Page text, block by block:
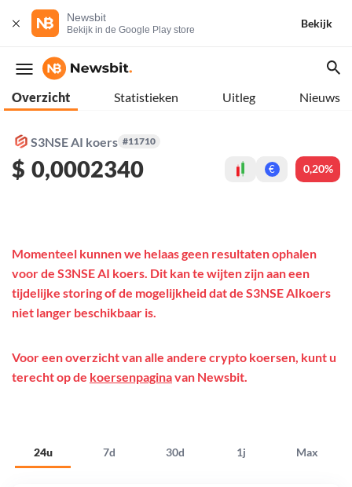
Newsbit
Bekijk in de Google Play store
Bekijk
Overzicht Statistieken Uitleg Nieuws
S3NSE AI koers #11710
$ 0,0002340 € 0,20%
24u 7d 30d 1j Max
Momenteel kunnen we helaas geen resultaten ophalen
voor de S3NSE AI koers. Dit kan te wijten zijn aan een
tijdelijke storing of de mogelijkheid dat de S3NSE AIkoers
niet langer beschikbaar is.
Voor een overzicht van alle andere crypto koersen, kunt u
terecht op de koersenpaginavan Newsbit.